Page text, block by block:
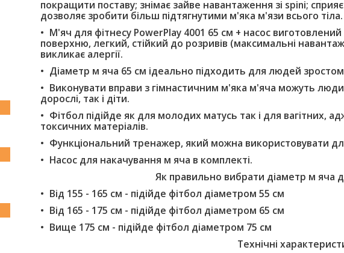
покращити поставу; знімає зайве навантаження зі spini;
дозволяє зробити більш підтягнутими м'яка м'язи всього тіла.
М'яч для фітнесу PowerPlay 4001 65 см + насос виготовлений
поверхню, легкий, стійкий до розривів (максимальні
викликає алергії.
Діаметр м яча 65 см ідеально підходить для людей
Виконувати вправи з гімнастичним м'яка м'яча можуть люди
дорослі, так і діти.
Фітбол підійде як для молодих матусь так і для вагітних,
токсичних матеріалів.
Функціональний тренажер, який можна використовувати
Насос для накачування м яча в комплекті.
Як правильно вибрати діаметр м яча
Від 155 - 165 см - підійде фітбол діаметром 55 см
Від 165 - 175 см - підійде фітбол діаметром 65 см
Вище 175 см - підійде фітбол діаметром 75 см
Технічні